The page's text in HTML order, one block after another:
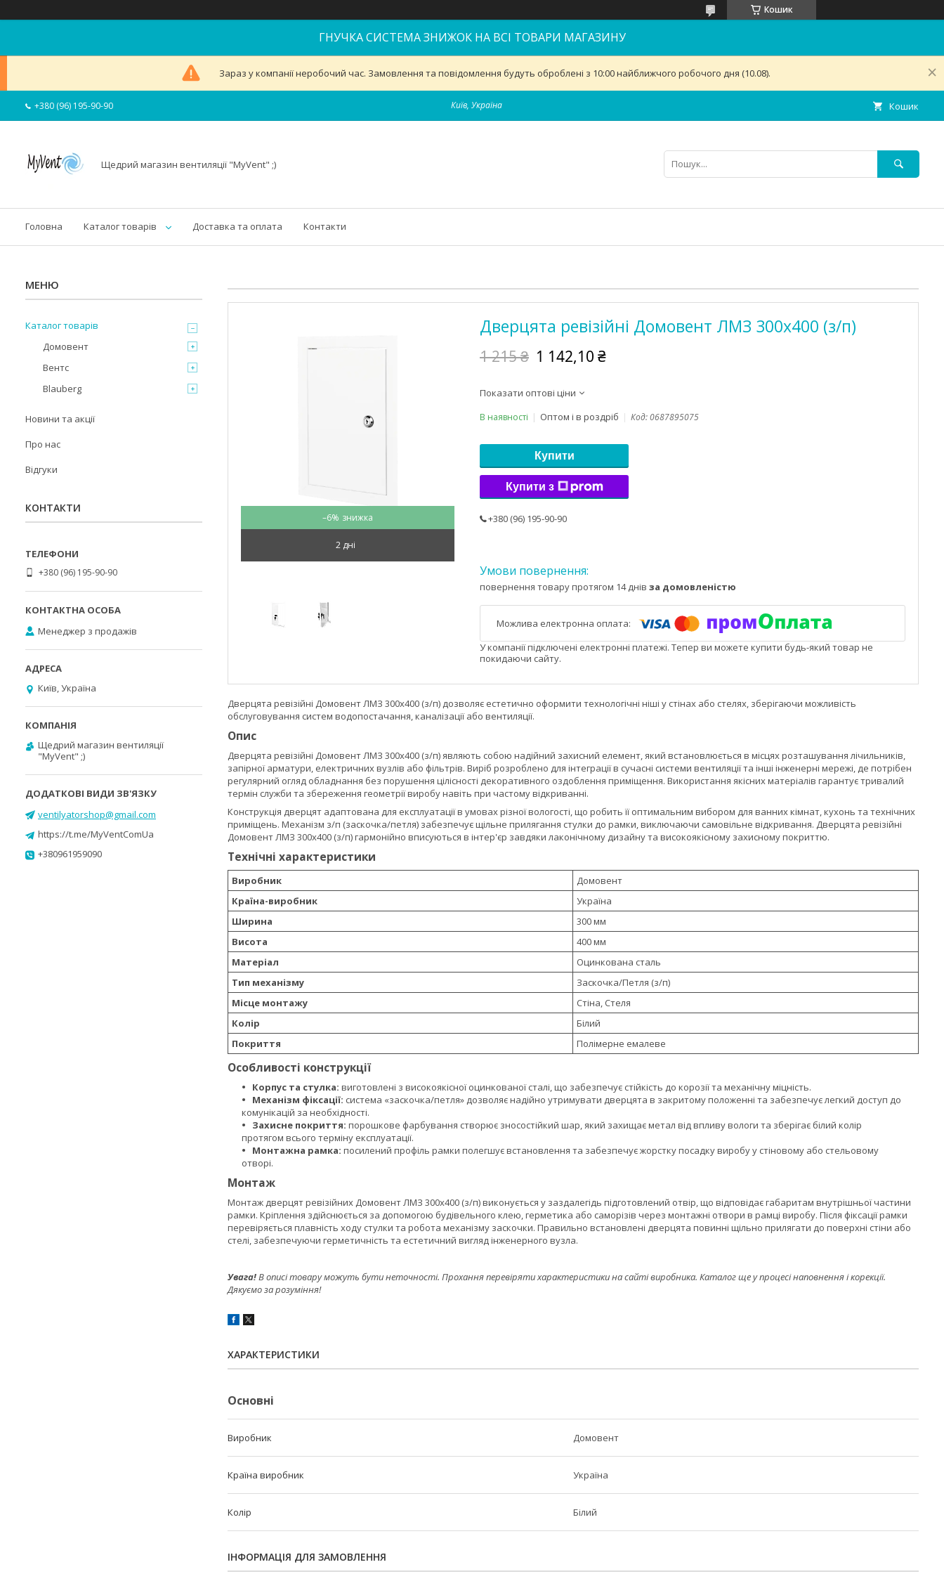
Кошик
ГНУЧКА СИСТЕМА ЗНИЖОК НА ВСІ ТОВАРИ МАГАЗИНУ
Зараз у компанії неробочий час. Замовлення та повідомлення будуть оброблені з 10:00 найближчого робочого дня (10.08).
+380 (96) 195-90-90 Київ, Україна Кошик
Щедрий магазин вентиляції "MyVent" ;)
Головна Каталог товарів Доставка та оплата Контакти
–6%
2 дні
Дверцята ревізійні Домовент ЛМЗ 300х400 (з/п)
1 215 ₴ 1 142,10 ₴
Показати оптові ціни
В наявності Оптом і в роздріб Код:0687895075
Купити
Купити з
+380 (96) 195-90-90
повернення товару протягом 14 днів за домовленістю
У компанії підключені електронні платежі. Тепер ви можете купити будь-який товар не
покидаючи сайту.
Дверцята ревізійні Домовент ЛМЗ 300х400 (з/п) дозволяє естетично оформити технологічні ніші у стінах або стелях, зберігаючи можливість
обслуговування систем водопостачання, каналізації або вентиляції.
Опис
Дверцята ревізійні Домовент ЛМЗ 300х400 (з/п) являють собою надійний захисний елемент, який встановлюється в місцях розташування лічильників,
запірної арматури, електричних вузлів або фільтрів. Виріб розроблено для інтеграції в сучасні системи вентиляції та інші інженерні мережі, де потрібен
регулярний огляд обладнання без порушення цілісності декоративного оздоблення приміщення. Використання якісних матеріалів гарантує тривалий
термін служби та збереження геометрії виробу навіть при частому відкриванні.
Конструкція дверцят адаптована для експлуатації в умовах різної вологості, що робить її оптимальним вибором для ванних кімнат, кухонь та технічних
приміщень. Механізм з/п (заскочка/петля) забезпечує щільне прилягання стулки до рамки, виключаючи самовільне відкривання. Дверцята ревізійні
Домовент ЛМЗ 300х400 (з/п) гармонійно вписуються в інтер'єр завдяки лаконічному дизайну та високоякісному захисному покриттю.
Технічні характеристики
Виробник
Домовент
Країна-виробник
Україна
Ширина
300 мм
Висота
400 мм
Матеріал
Оцинкована сталь
Тип механізму
Заскочка/Петля (з/п)
Місце монтажу
Стіна, Стеля
Колір
Білий
Покриття
Полімерне емалеве
Особливості конструкції
Корпус та стулка: виготовлені з високоякісної оцинкованої сталі, що забезпечує стійкість до корозії та механічну міцність.
Механізм фіксації: система «заскочка/петля» дозволяє надійно утримувати дверцята в закритому положенні та забезпечує легкий доступ до
комунікацій за необхідності.
Захисне покриття: порошкове фарбування створює зносостійкий шар, який захищає метал від впливу вологи та зберігає білий колір
протягом всього терміну експлуатації.
Монтажна рамка: посилений профіль рамки полегшує встановлення та забезпечує жорстку посадку виробу у стіновому або стельовому
отворі.
Монтаж
Монтаж дверцят ревізійних Домовент ЛМЗ 300х400 (з/п) виконується у заздалегідь підготовлений отвір, що відповідає габаритам внутрішньої частини
рамки. Кріплення здійснюється за допомогою будівельного клею, герметика або саморізів через монтажні отвори в рамці виробу. Після фіксації рамки
перевіряється плавність ходу стулки та робота механізму заскочки. Правильно встановлені дверцята повинні щільно прилягати до поверхні стіни або
стелі, забезпечуючи герметичність та естетичний вигляд інженерного вузла.
Увага!В описі товару можуть бути неточності. Прохання перевіряти характеристики на сайті виробника. Каталог ще у процесі наповнення і корекції.
Дякуємо за розуміння!
ХАРАКТЕРИСТИКИ
Основні
Виробник Домовент
Країна виробник Україна
Колір Білий
ІНФОРМАЦІЯ ДЛЯ ЗАМОВЛЕННЯ
Каталог товарів
Домовент
Вентс
Blauberg
Новини та акції
Про нас
Відгуки
КОНТАКТИ
+380 (96) 195-90-90
Менеджер з продажів
Київ, Україна
Щедрий магазин вентиляції
"MyVent" ;)
ventilyatorshop@gmail.com
https://t.me/MyVentComUa
+380961959090